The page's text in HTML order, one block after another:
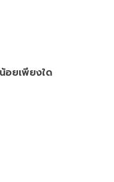
อยเพียงใด